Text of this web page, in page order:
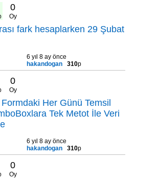
0
Oy
fark hesaplarken 29 Şubat
6 yıl 8 ay önce
hakandogan
310p
0
Oy
Her Günü Temsil
Tek Metot İle Veri
6 yıl 8 ay önce
hakandogan
310p
0
Oy